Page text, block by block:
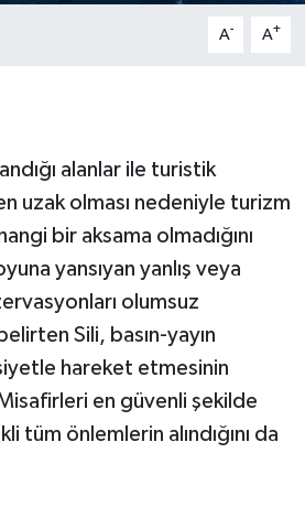
A- A+
alanlar ile turistik
uzak olması nedeniyle turizm
bir aksama olmadığını
yansıyan yanlış veya
olumsuz
Sili, basın-yayın
hareket etmesinin
en güvenli şekilde
tüm önlemlerin alındığını da